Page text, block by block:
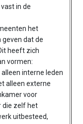
in de
het
dat de
heeft zich
vormen:
interne leden
alleen externe
voor
die zelf het
uitbesteed,